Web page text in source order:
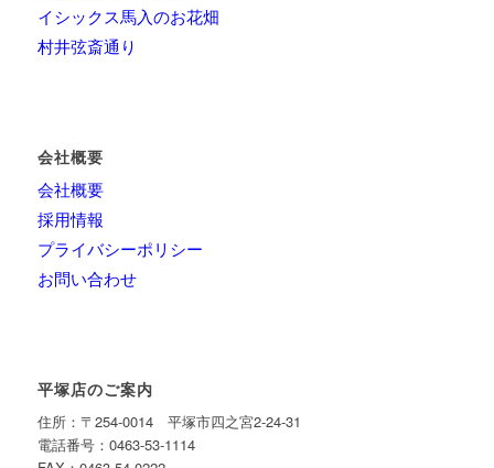
イシックス馬入のお花畑
村井弦斎通り
会社概要
会社概要
採用情報
プライバシーポリシー
お問い合わせ
平塚店のご案内
住所：〒254-0014 平塚市四之宮2-24-31
電話番号：0463-53-1114